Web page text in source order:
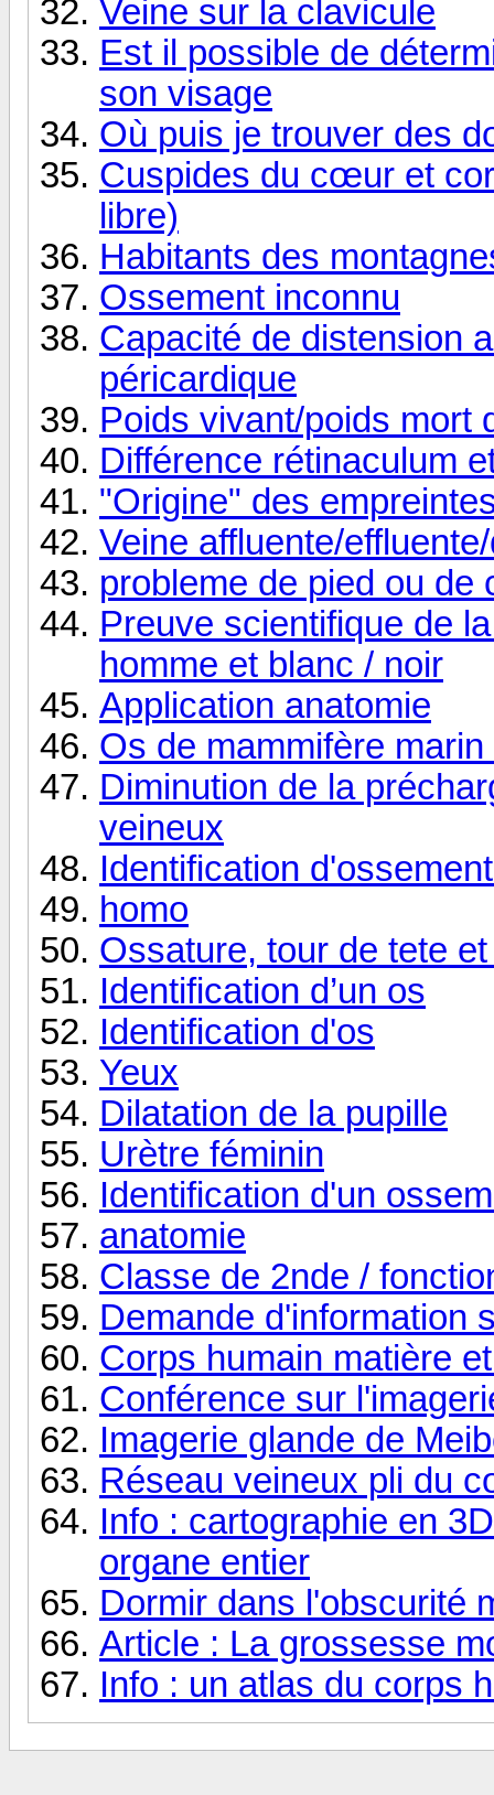
Veine sur la clavicule
Est il possible de
son visage
Où puis je trouver des
Cuspides du cœur et
libre)
Habitants des
Ossement inconnu
Capacité de distension
péricardique
Poids vivant/poids mort
Différence rétinaculum
"Origine" des
Veine affluente/
probleme de pied ou de
Preuve scientifique de
homme et blanc / noir
Application anatomie
Os de mammifère marin
Diminution de la
veineux
Identification
homo
Ossature, tour de tete
Identification d’un os
Identification d'os
Yeux
Dilatation de la pupille
Urètre féminin
Identification d'un
anatomie
Classe de 2nde /
Demande d'information
Corps humain matière
Conférence sur
Imagerie glande de
Réseau veineux pli du
Info : cartographie en
organe entier
Dormir dans l'obscurité
Article : La grossesse
Info : un atlas du corps